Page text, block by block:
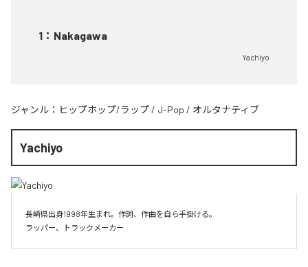
1 ： Nakagawa
Yachiyo
ジャンル： ヒップホップ/ラップ / J-Pop / オルタナティブ
Yachiyo
長崎県出身1998年生まれ。作詞、作曲を自ら手掛ける。